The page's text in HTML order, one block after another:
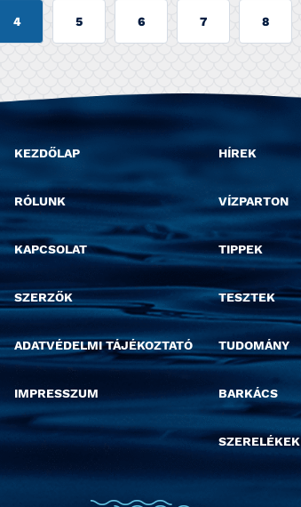
4 5 6 7 8
KEZDŐLAP
RÓLUNK
KAPCSOLAT
SZERZŐK
ADATVÉDELMI TÁJÉKOZTATÓ
IMPRESSZUM
HÍREK
VÍZPARTON
TIPPEK
TESZTEK
TUDOMÁNY
BARKÁCS
SZERELÉKEK